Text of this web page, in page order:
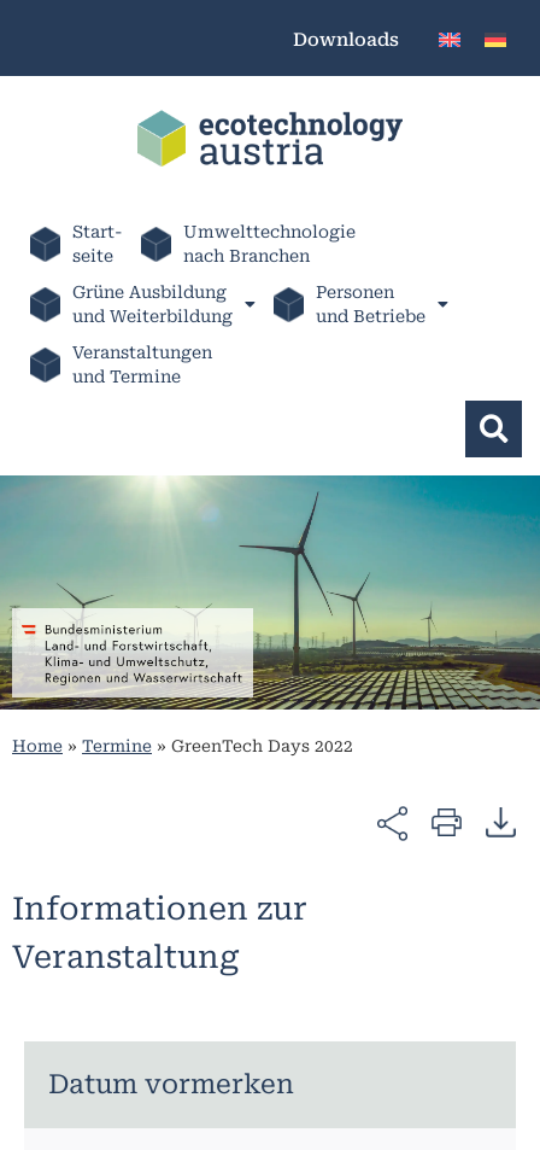
Downloads
Start-
seite
Umwelttechnologie
nach Branchen
Grüne Ausbildung
und Weiterbildung
Personen
und Betriebe
Veranstaltungen
und Termine
Home » Termine » GreenTech Days 2022
Informationen zur
Veranstaltung
Datum vormerken